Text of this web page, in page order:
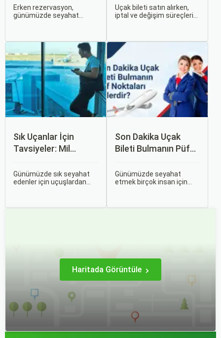
İndirimler: Nasıl
Avantajlar Sağlanır?
Erken rezervasyon,
günümüzde seyahat
en önemli yollarından biri
haline gelmiştir. Özellikle
tatil veya iş seyahatlerinde
uçak biletlerine erken
rezervasyon yapmak, daha
uygun fiyatlarla uçuş
imkanı sağlar.
Uçak bileti satın alırken,
iptal ve değişim süreçlerini
büyük avantaj sağlar. Bu
makalede, uçak bileti iptal
ve değişim süreçlerinin
nasıl işlediği, hangi
durumlarda ücret iadesi
alabileceğiniz konularına
değineceğiz.
Sık Uçanlar İçin
Tavsiyeler: Mil
Günümüzde sık seyahat
edenler için uçuşlardan
Son Dakika Uçak
Bileti Bulmanın Püf
Günümüzde seyahat
etmek birçok insan için
Haritada Görüntüle